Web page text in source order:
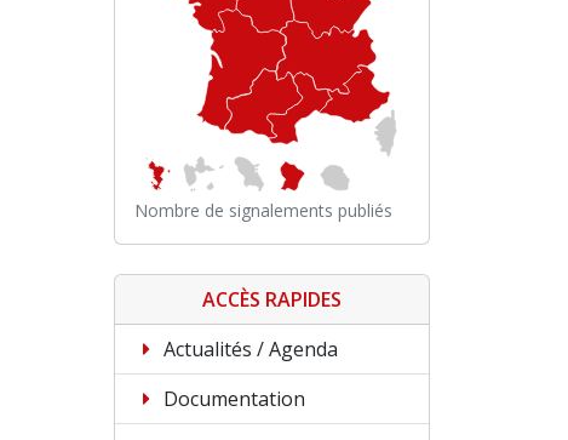
Nombre de signalements publiés
ACCÈS RAPIDES
Actualités / Agenda
Documentation